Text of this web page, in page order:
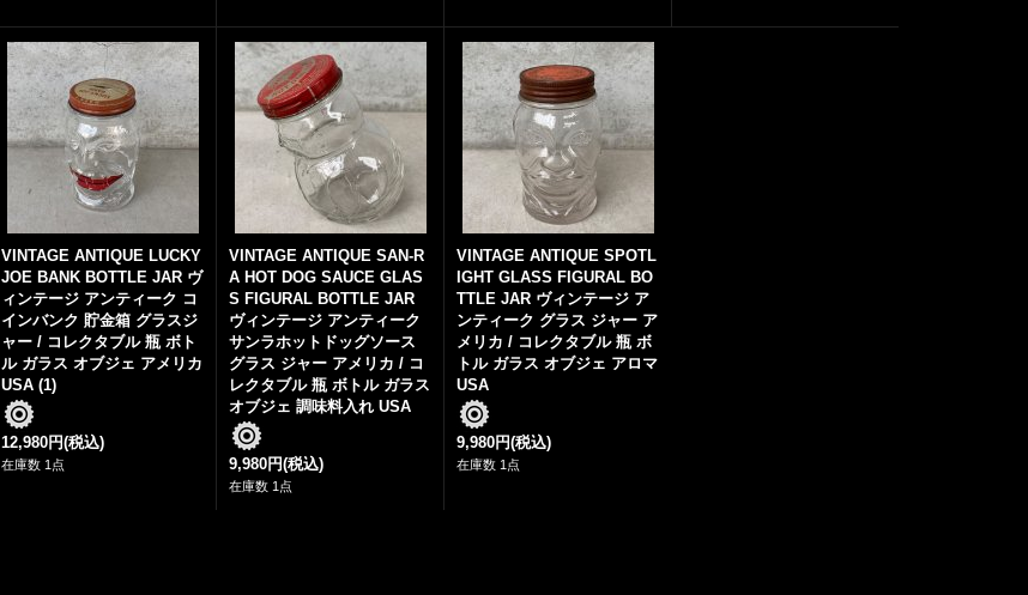
VINTAGE ANTIQUE LUCKY
JOE BANK BOTTLE JAR ヴ
ィンテージ アンティーク コ
インバンク 貯金箱 グラスジ
ャー / コレクタブル 瓶 ボト
ル ガラス オブジェ アメリカ
USA (1)
12,980円(税込)
在庫数 1点
VINTAGE ANTIQUE SAN-R
A HOT DOG SAUCE GLAS
S FIGURAL BOTTLE JAR
ヴィンテージ アンティーク
サンラホットドッグソース
グラス ジャー アメリカ / コ
レクタブル 瓶 ボトル ガラス
オブジェ 調味料入れ USA
9,980円(税込)
在庫数 1点
VINTAGE ANTIQUE SPOTL
IGHT GLASS FIGURAL BO
TTLE JAR ヴィンテージ ア
ンティーク グラス ジャー ア
メリカ / コレクタブル 瓶 ボ
トル ガラス オブジェ アロマ
USA
9,980円(税込)
在庫数 1点